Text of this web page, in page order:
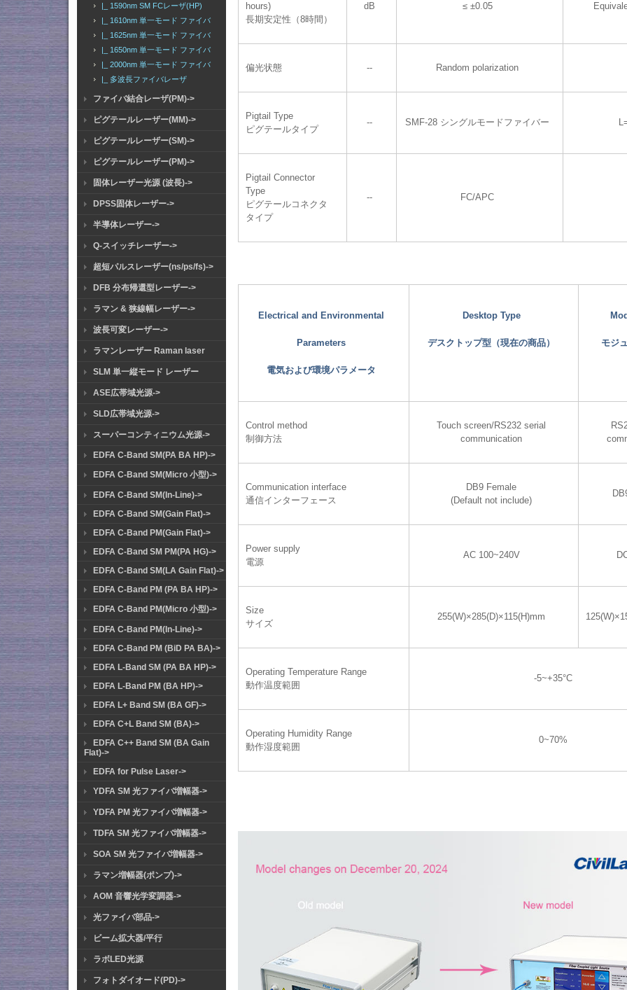
|_ 1590nm SM FCレーザ(HP)
|_ 1610nm 単一モード ファイバ
|_ 1625nm 単一モード ファイバ
|_ 1650nm 単一モード ファイバ
|_ 2000nm 単一モード ファイバ
|_ 多波長ファイバレーザ
ファイバ結合レーザ(PM)->
ピグテールレーザー(MM)->
ピグテールレーザー(SM)->
ピグテールレーザー(PM)->
固体レーザー光源 (波長)->
DPSS固体レーザー->
半導体レーザー->
Q-スイッチレーザー->
超短パルスレーザー(ns/ps/fs)->
DFB 分布帰還型レーザー->
ラマン & 狭線幅レーザー->
波長可変レーザー->
ラマンレーザー Raman laser
SLM 単一縦モード レーザー
ASE広帯域光源->
SLD広帯域光源->
スーパーコンティニウム光源->
EDFA C-Band SM(PA BA HP)->
EDFA C-Band SM(Micro 小型)->
EDFA C-Band SM(In-Line)->
EDFA C-Band SM(Gain Flat)->
EDFA C-Band PM(Gain Flat)->
EDFA C-Band SM PM(PA HG)->
EDFA C-Band SM(LA Gain Flat)->
EDFA C-Band PM (PA BA HP)->
EDFA C-Band PM(Micro 小型)->
EDFA C-Band PM(In-Line)->
EDFA C-Band PM (BiD PA BA)->
EDFA L-Band SM (PA BA HP)->
EDFA L-Band PM (BA HP)->
EDFA L+ Band SM (BA GF)->
EDFA C+L Band SM (BA)->
EDFA C++ Band SM (BA Gain
Flat)->
EDFA for Pulse Laser->
YDFA SM 光ファイバ増幅器->
YDFA PM 光ファイバ増幅器->
TDFA SM 光ファイバ増幅器->
SOA SM 光ファイバ増幅器->
ラマン増幅器(ポンプ)->
AOM 音響光学変調器->
光ファイバ部品->
ビーム拡大器/平行
ラボLED光源
フォトダイオード(PD)->
hours)
長期安定性（8時間）
dB ≤ ±0.05
偏光状態 -- Random polarization
Pigtail Type
ピグテールタイプ
-- SMF-28 シングルモードファイバー
Pigtail Connector
Type
ピグテールコネクタ
タイプ
-- FC/APC
Electrical and Environmental
Parameters
電気および環境パラメータ
Desktop Type
デスクトップ型（現在の商品） モジ
Control method
制御方法
Touch screen/RS232 serial
communication
Communication interface
通信インターフェース
DB9 Female
(Default not include)
Power supply
電源
AC 100~240V
Size
サイズ
255(W)×285(D)×115(H)mm
Operating Temperature Range
動作温度範囲
-5~+35°C
Operating Humidity Range
動作湿度範囲
0~70%